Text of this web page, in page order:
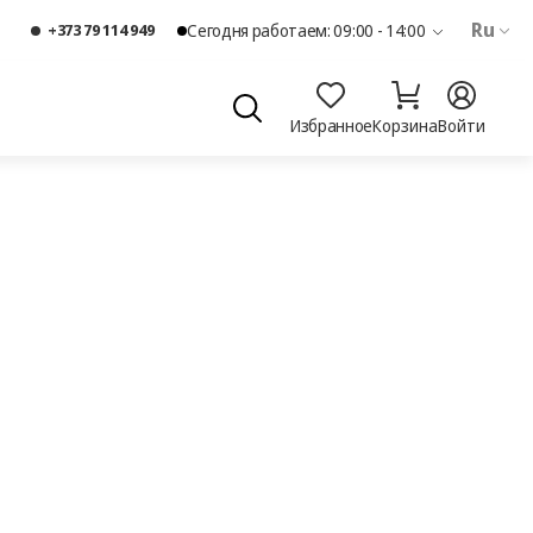
+373 79 114 949 Сегодня работаем: 09:00 - 14:00 Ru
ИзбранноеКорзинаВойти